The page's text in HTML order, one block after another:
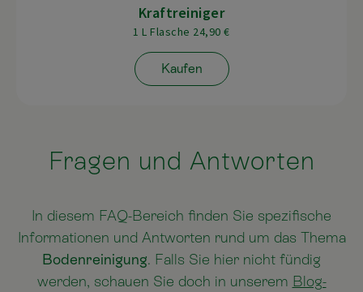
Kraftreiniger
1 L Flasche 24,90 €
Kaufen
Fragen und Antworten
In diesem FAQ-Bereich finden Sie spezifische
Informationen und Antworten rund um das Thema
Bodenreinigung. Falls Sie hier nicht fündig
werden, schauen Sie doch in unserem Blog-